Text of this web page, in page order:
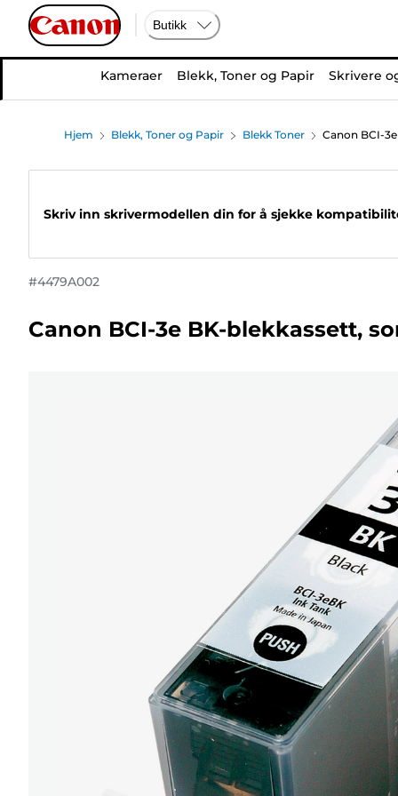
Butikk
Kameraer Blekk, Toner og Papir Skrivere
Hjem Blekk, Toner og Papir Blekk Toner Canon BCI-
Skriv inn skrivermodellen din for å sjekke
#4479A002
Canon BCI-3e BK-blekkassett,